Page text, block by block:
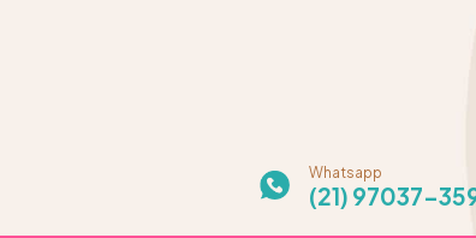
Whatsapp
(21) 97037-